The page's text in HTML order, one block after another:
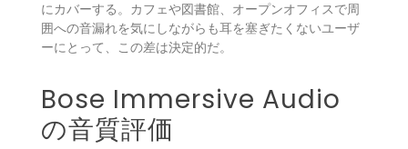
にカバーする。カフェや図書館、オープンオフィスで周
囲への音漏れを気にしながらも耳を塞ぎたくないユーザ
ーにとって、この差は決定的だ。
Bose Immersive Audio
の音質評価